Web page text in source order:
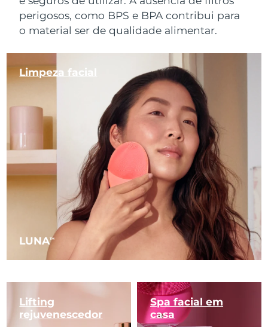
perigosos, como BPS e BPA contribui para
o material ser de qualidade alimentar.
LUNATM
Limpezafacial
Lifting
rejuvenescedor
Spa facial em
casa